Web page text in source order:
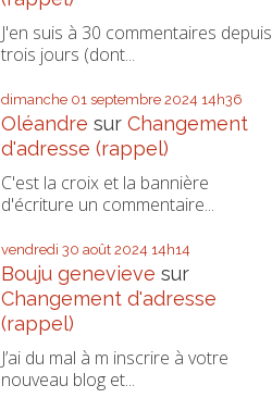
J'en suis à 30 commentaires depuis
trois jours (dont...
dimanche 01 septembre 2024 14h36
Oléandre sur Changement
d'adresse (rappel)
C'est la croix et la bannière
d'écriture un commentaire...
vendredi 30 août 2024 14h14
Bouju genevieve sur
Changement d'adresse
(rappel)
J’ai du mal à m inscrire à votre
nouveau blog et...